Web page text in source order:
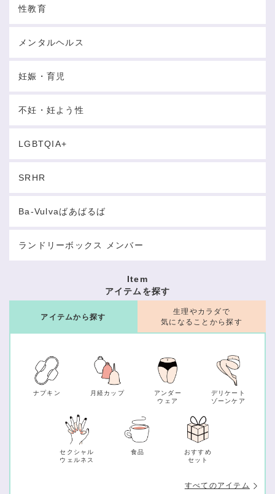
性教育
メンタルヘルス
妊娠・育児
不妊・妊よう性
LGBTQIA+
SRHR
Ba-Vulvaばあばるば
ランドリーボックス メンバー
Item
アイテムを探す
アイテムから探す
ナプキン 月経カップ
アンダー
ウェア
デリケート
ゾーンケア
セクシャル
ウェルネス
食品
おすすめ
セット
すべてのアイテム
生理やカラダで
気になることから探す